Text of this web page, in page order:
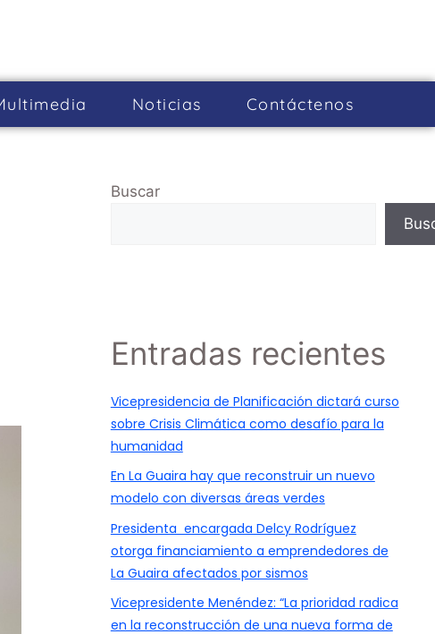
Noticias Cont­áctenos
Buscar
Entradas recientes
Vicepresidencia de Planificación dictará curso
sobre Crisis Climática como desafío para la
humanidad
En La Guaira hay que reconstruir un nuevo
modelo con diversas áreas verdes
Presidenta encargada Delcy Rodríguez
otorga financiamiento a emprendedores de
La Guaira afectados por sismos
Vicepresidente Menéndez: “La prioridad radica
en la reconstrucción de una nueva forma de